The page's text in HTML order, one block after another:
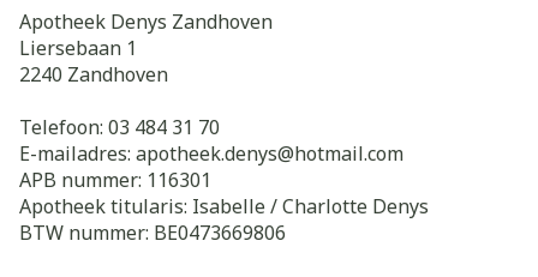
Apotheek Denys Zandhoven
Liersebaan 1
2240 Zandhoven
Telefoon: 03 484 31 70
E-mailadres: apotheek.denys@hotmail.com
APB nummer: 116301
Apotheek titularis: Isabelle / Charlotte Denys
BTW nummer: BE0473669806